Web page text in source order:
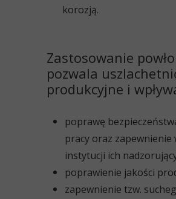
Zastosowanie
pozwala
produkcyjne i
poprawę
pracy oraz zapewnienie
instytucji ich
poprawienie jakości
zapewnienie tzw.
korozją.